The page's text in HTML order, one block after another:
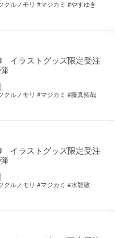
クルノモリ #マジカミ #やすゆき
イラストグッズ限定受注
クルノモリ #マジカミ #藤真拓哉
イラストグッズ限定受注
クルノモリ #マジカミ #水龍敬